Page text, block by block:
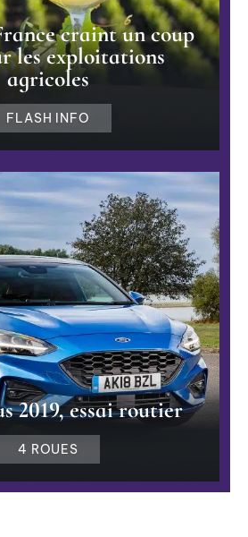
craint un coup
les exploitations
agricoles
FLASH INFO
2019, essai routier
4 ROUES